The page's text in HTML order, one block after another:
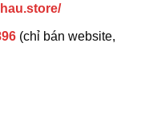
(chỉ bán website,